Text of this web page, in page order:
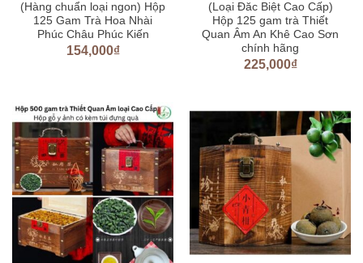
(Hàng chuẩn loại ngon) Hộp
125 Gam Trà Hoa Nhài
Phúc Châu Phúc Kiến
154,000₫
(Loại Đăc Biệt Cao Cấp)
Hộp 125 gam trà Thiết
Quan Âm An Khê Cao Sơn
chính hãng
225,000₫